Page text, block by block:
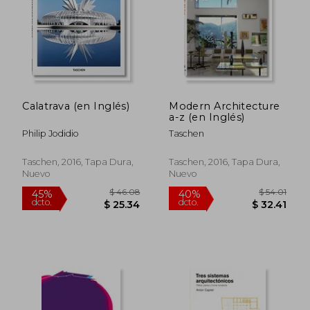
dcto.
$ 52.49 40%
Calatrava (en Inglés)
Philip Jodidio
Taschen, 2016, Tapa Dura,
Nuevo
Modern Architecture
a-z (en Inglés)
Taschen
Taschen, 2016, Tapa Dura,
Nuevo